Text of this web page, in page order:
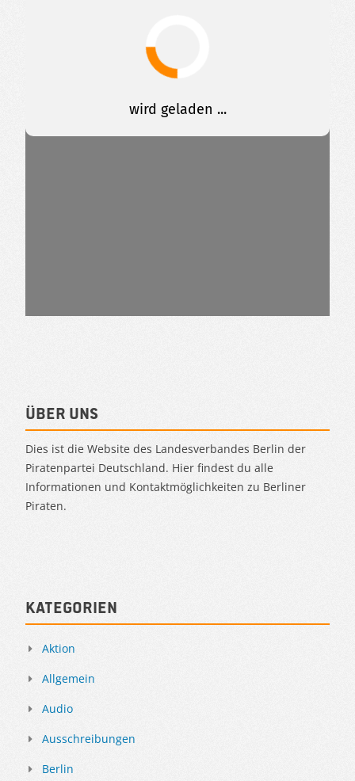
Über uns
Dies ist die Website des Landesverbandes Berlin der
Piratenpartei Deutschland. Hier findest du alle
Informationen und Kontaktmöglichkeiten zu Berliner
Piraten.
Kategorien
Aktion
Allgemein
Audio
Ausschreibungen
Berlin